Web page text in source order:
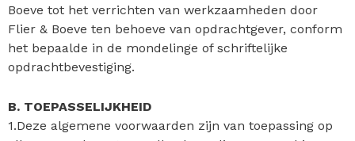
Boeve tot het verrichten van werkzaamheden door
Flier & Boeve ten behoeve van opdrachtgever, conform
het bepaalde in de mondelinge of schriftelijke
opdrachtbevestiging.
B. TOEPASSELIJKHEID
1.Deze algemene voorwaarden zijn van toepassing op